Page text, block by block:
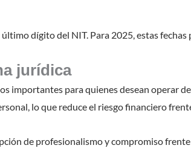
dígito del NIT. Para 2025, estas
jurídica
importantes para quienes desean operar
lo que reduce el riesgo financiero
de profesionalismo y compromiso